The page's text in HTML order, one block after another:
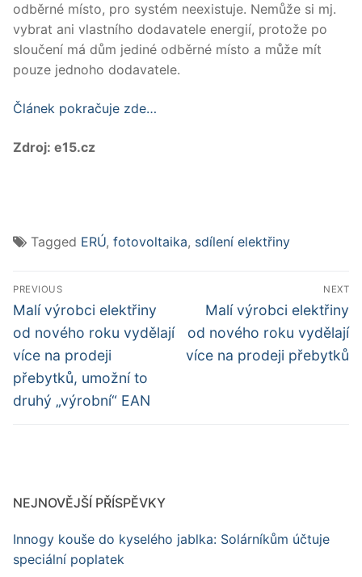
odběrné místo, pro systém neexistuje. Nemůže si mj.
vybrat ani vlastního dodavatele energií, protože po
sloučení má dům jediné odběrné místo a může mít
pouze jednoho dodavatele.
Článek pokračuje zde…
Zdroj: e15.cz
Tagged ERÚ, fotovoltaika, sdílení elektřiny
PREVIOUS
Malí výrobci elektřiny
od nového roku vydělají
více na prodeji
přebytků, umožní to
druhý „výrobní“ EAN
NEXT
Malí výrobci elektřiny
od nového roku vydělají
více na prodeji přebytků
NEJNOVĚJŠÍ PŘÍSPĚVKY
Innogy kouše do kyselého jablka: Solárníkům účtuje
speciální poplatek